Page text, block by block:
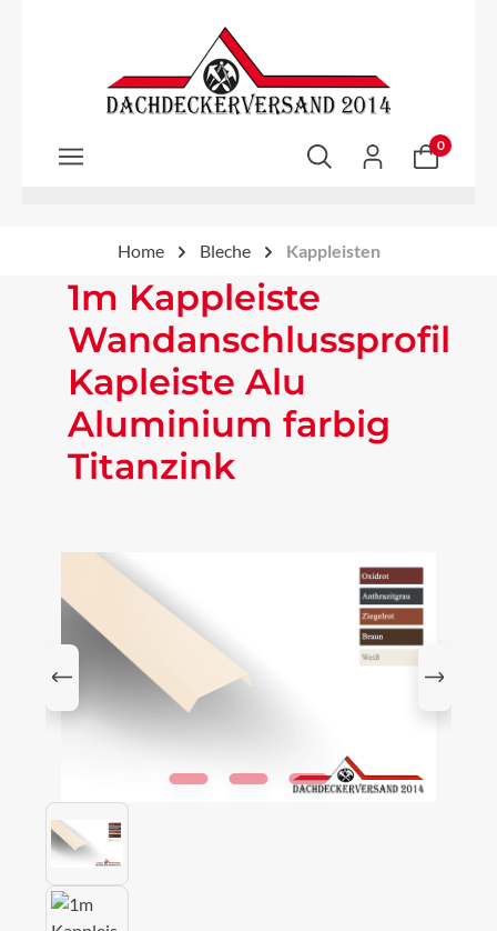
Zum Hauptinhalt springen
0
Home Bleche Kappleisten
1m Kappleiste
Wandanschlussprofil
Kapleiste Alu
Aluminium farbig
Titanzink
Bildergalerie überspringen